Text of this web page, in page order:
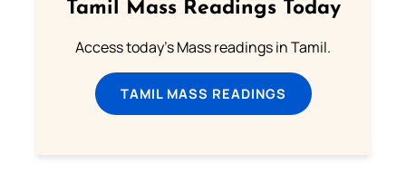
Tamil Mass Readings Today
Access today's Mass readings in Tamil.
TAMIL MASS READINGS